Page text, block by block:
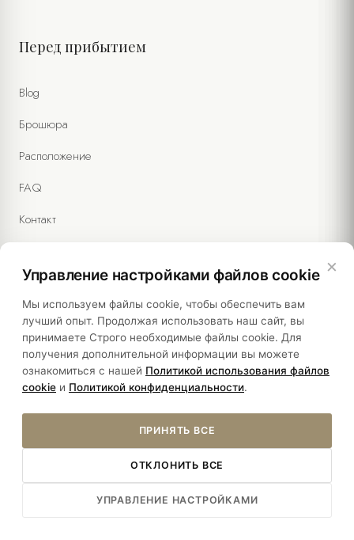
Перед прибытием
Blog
Брошюра
Расположение
FAQ
Контакт
Правовая информация
Политики
Устойчивость
Â© 2026 YASMAK SULTAN HOTEL. ALL RIGHTS RESERVED.
×
Управление настройками файлов cookie
Мы используем файлы cookie, чтобы обеспечить вам
лучший опыт. Продолжая использовать наш сайт, вы
принимаете Строго необходимые файлы cookie. Для
получения дополнительной информации вы можете
ознакомиться с нашей Политикой использования файлов
cookie и Политикой конфиденциальности.
ПРИНЯТЬ ВСЕ
ОТКЛОНИТЬ ВСЕ
УПРАВЛЕНИЕ НАСТРОЙКАМИ